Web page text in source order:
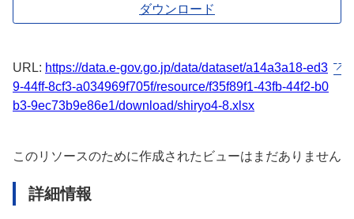
ダウンロード
URL: https://data.e-gov.go.jp/data/dataset/a14a3a18-ed3
9-44ff-8cf3-a034969f705f/resource/f35f89f1-43fb-44f2-b0
b3-9ec73b9e86e1/download/shiryo4-8.xlsx
このリソースのために作成されたビューはまだありません
詳細情報